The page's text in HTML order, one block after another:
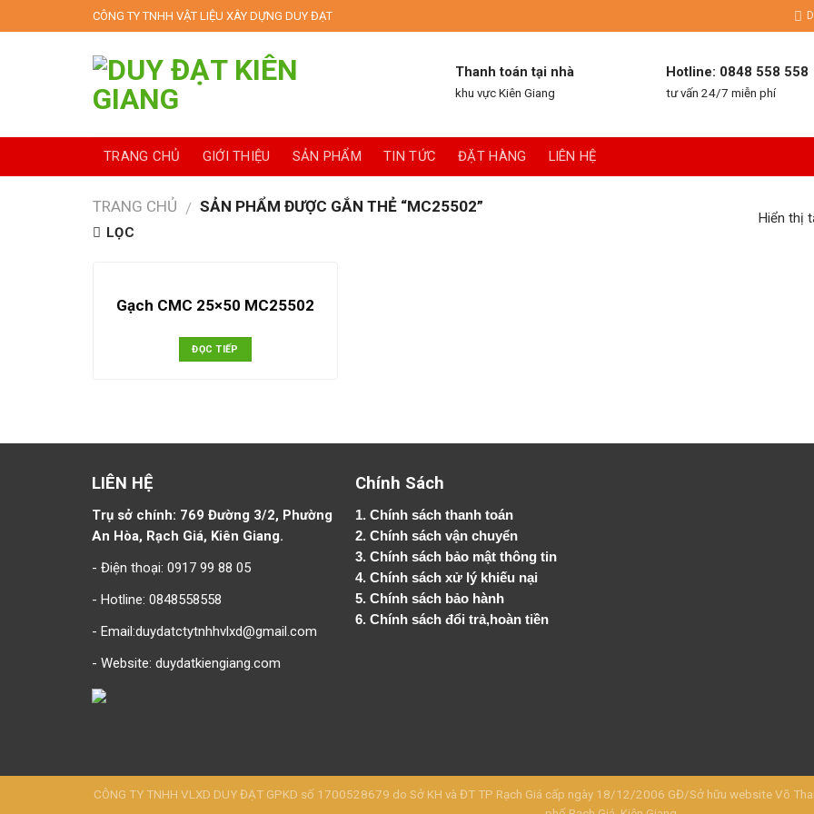
to
CÔNG TY TNHH VẬT LIỆU XÂY DỰNG DUY ĐẠT
Thanh toán tại nhà
khu vực Kiên Giang
Hotline: 0848 558 558
tư vấn 24/7 miễn phí
TRANG CHỦ GIỚI THIỆU SẢN PHẨM TIN TỨC ĐẶT HÀNG LIÊN HỆ
TRANG CHỦ / SẢN PHẨM ĐƯỢC GẮN THẺ “MC25502”
LỌC
Hiển thị
Gạch CMC 25×50 MC25502
ĐỌC TIẾP
LIÊN HỆ
Trụ sở chính: 769 Đường 3/2, Phường
An Hòa, Rạch Giá, Kiên Giang.
- Điện thoại: 0917 99 88 05
- Hotline: 0848558558
- Email:duydatctytnhhvlxd@gmail.com
- Website: duydatkiengiang.com
Chính Sách
1.Chính sách thanh toán
2.Chính sách vận chuyển
3. Chính sách bảo mật thông tin
4.Chính sách xử lý khiếu nại
5.Chính sách bảo hành
6.Chính sách đổi trả,hoàn tiền
CÔNG TY TNHH VLXD DUY ĐẠT GPKD số 1700528679 do Sở KH và ĐT TP Rạch Giá cấp ngày 18/12/2006 GĐ/Sở hữu website Võ